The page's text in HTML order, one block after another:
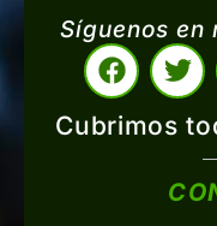
Síguenos en
Cubrimos